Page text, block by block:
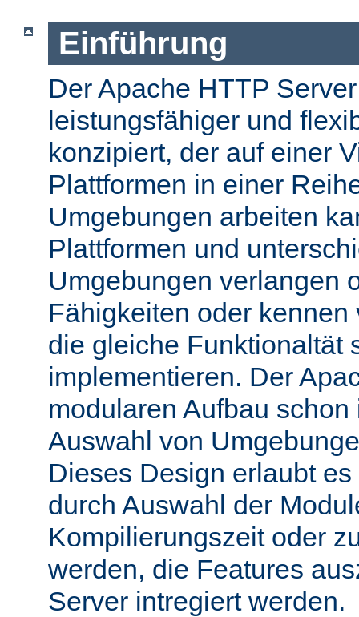
Einführung
Der Apache HTTP
leistungsfähiger und
konzipiert, der auf einer
Plattformen in einer
Umgebungen arbeiten
Plattformen und
Umgebungen verlangen
Fähigkeiten oder
die gleiche Funktionaltät
implementieren. Der
modularen Aufbau
Auswahl von
Dieses Design erlaubt
durch Auswahl der
Kompilierungszeit oder
werden, die Features
Server intregiert werden.